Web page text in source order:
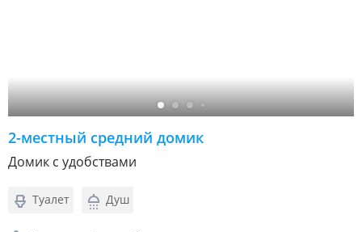
2-местный средний домик
Домик с удобствами
Туалет Душ